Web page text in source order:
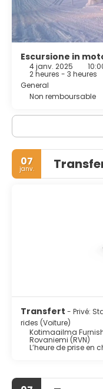
Escursione in
4 janv. 2025
2 heures - 3 heures
General
Non remboursable
07
janv.
Transfert - Privé:
rides (Voiture)
Kotimaailma
Rovaniemi (RVN)
L’heure de prise en